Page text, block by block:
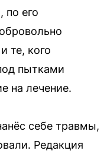
по его
те, кого
пытками
на лечение.
себе травмы,
Редакция